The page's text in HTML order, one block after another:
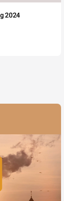
2024